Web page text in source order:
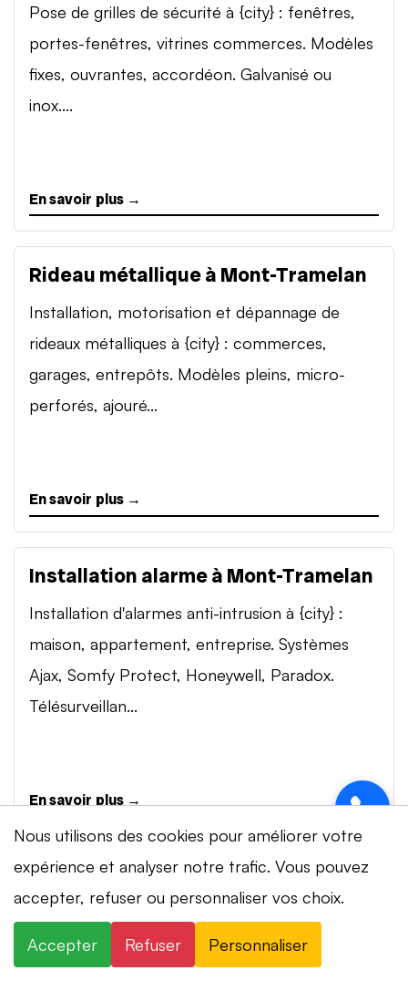
Pose de grilles de sécurité à {city} : fenêtres,
portes-fenêtres, vitrines commerces. Modèles
fixes, ouvrantes, accordéon. Galvanisé ou
inox....
En savoir plus →
Rideau métallique à Mont-Tramelan
Installation, motorisation et dépannage de
rideaux métalliques à {city} : commerces,
garages, entrepôts. Modèles pleins, micro-
perforés, ajouré...
En savoir plus →
Installation alarme à Mont-Tramelan
Installation d'alarmes anti-intrusion à {city} :
maison, appartement, entreprise. Systèmes
Ajax, Somfy Protect, Honeywell, Paradox.
Télésurveillan...
En savoir plus →
Vidéosurveillance à Mont-Tramelan
Installation de systèmes de vidéosurveillance à
{city} : caméras IP 4K, visionnage smartphone,
Nous utilisons des cookies pour améliorer votre
expérience et analyser notre trafic. Vous pouvez
accepter, refuser ou personnaliser vos choix.
Accepter Refuser
Personnaliser